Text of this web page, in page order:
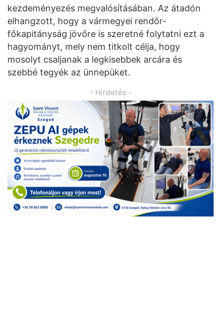
kezdeményezés megvalósításában. Az átadón
elhangzott, hogy a vármegyei rendőr-
főkapitányság jövőre is szeretné folytatni ezt a
hagyományt, mely nem titkolt célja, hogy
mosolyt csaljanak a legkisebbek arcára és
szebbé tegyék az ünnepüket.
- Hirdetés -